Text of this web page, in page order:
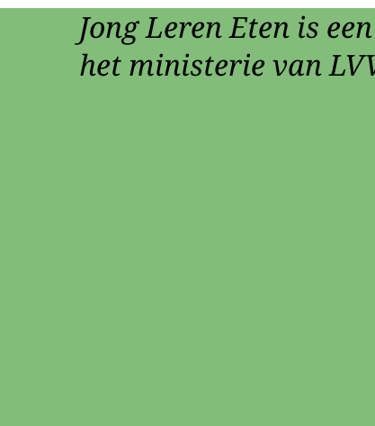
Jong Leren Eten is
het ministerie van